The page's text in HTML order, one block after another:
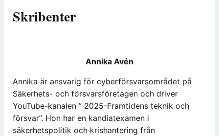
Skribenter
Annika Avén
Annika är ansvarig för cyberförsvarsområdet på
Säkerhets- och försvarsföretagen och driver
YouTube-kanalen ” 2025-Framtidens teknik och
försvar”. Hon har en kandiatexamen i
säkerhetspolitik och krishantering från